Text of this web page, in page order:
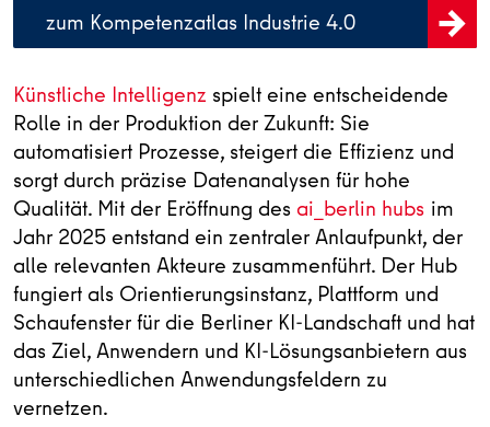
zum Kompetenzatlas Industrie 4.0
Künstliche Intelligenz spielt eine entscheidende
Rolle in der Produktion der Zukunft: Sie
automatisiert Prozesse, steigert die Effizienz und
sorgt durch präzise Datenanalysen für hohe
Qualität. Mit der Eröffnung des ai_berlin hubs im
Jahr 2025 entstand ein zentraler Anlaufpunkt, der
alle relevanten Akteure zusammenführt. Der Hub
fungiert als Orientierungsinstanz, Plattform und
Schaufenster für die Berliner KI‑Landschaft und hat
das Ziel, Anwendern und KI-Lösungsanbietern aus
unterschiedlichen Anwendungsfeldern zu
vernetzen.